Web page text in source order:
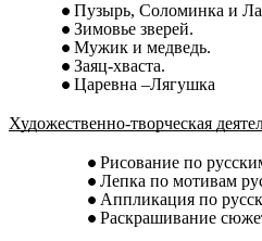
Пузырь, Соломинка и
Зимовье зверей.
Мужик и медведь.
Заяц-хваста.
Царевна –Лягушка
Художественно-творческая
Рисование по
Лепка по мотивам
Аппликация по
Раскрашивание